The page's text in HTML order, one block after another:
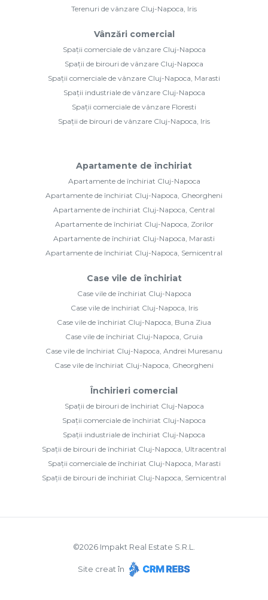
Terenuri de vânzare Cluj-Napoca, Iris
Vânzări comercial
Spații comerciale de vânzare Cluj-Napoca
Spații de birouri de vânzare Cluj-Napoca
Spații comerciale de vânzare Cluj-Napoca, Marasti
Spații industriale de vânzare Cluj-Napoca
Spații comerciale de vânzare Floresti
Spații de birouri de vânzare Cluj-Napoca, Iris
Apartamente de închiriat
Apartamente de închiriat Cluj-Napoca
Apartamente de închiriat Cluj-Napoca, Gheorgheni
Apartamente de închiriat Cluj-Napoca, Central
Apartamente de închiriat Cluj-Napoca, Zorilor
Apartamente de închiriat Cluj-Napoca, Marasti
Apartamente de închiriat Cluj-Napoca, Semicentral
Case vile de închiriat
Case vile de închiriat Cluj-Napoca
Case vile de închiriat Cluj-Napoca, Iris
Case vile de închiriat Cluj-Napoca, Buna Ziua
Case vile de închiriat Cluj-Napoca, Gruia
Case vile de închiriat Cluj-Napoca, Andrei Muresanu
Case vile de închiriat Cluj-Napoca, Gheorgheni
Închirieri comercial
Spații de birouri de închiriat Cluj-Napoca
Spații comerciale de închiriat Cluj-Napoca
Spații industriale de închiriat Cluj-Napoca
Spații de birouri de închiriat Cluj-Napoca, Ultracentral
Spații comerciale de închiriat Cluj-Napoca, Marasti
Spații de birouri de închiriat Cluj-Napoca, Semicentral
©2026 Impakt Real Estate S.R.L.
Site creat în